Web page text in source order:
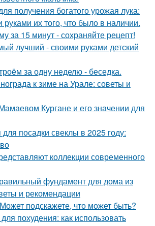
получения богатого урожая лука:
их того, что было в наличии.
за 15 минут - сохраняйте рецепт!
лучший - своими руками детский
за одну неделю - беседка.
к зиме на Урале: советы и
Кургане и его значении для
посадки свеклы в 2025 году:
коллекции современного
фундамент для дома из
и рекомендации
подскажете, что может быть?
похудения: как использовать